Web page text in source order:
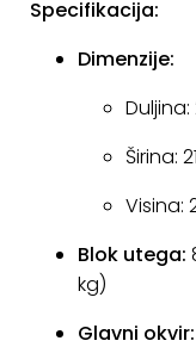
Specifikacija:
Dimenzije:
Širina:
Visina:
Blok utega:
kg)
Glavni okvir: